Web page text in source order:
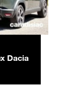
Dacia